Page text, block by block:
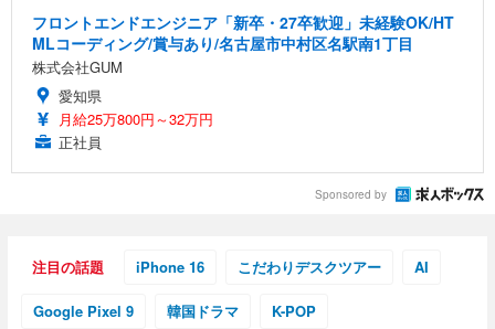
フロントエンドエンジニア「新卒・27卒歓迎」未経験OK/HT
MLコーディング/賞与あり/名古屋市中村区名駅南1丁目
株式会社GUM
愛知県
月給25万800円～32万円
正社員
Sponsored by
注目の話題 iPhone 16 こだわりデスクツアー AI
Google Pixel 9 韓国ドラマ K-POP